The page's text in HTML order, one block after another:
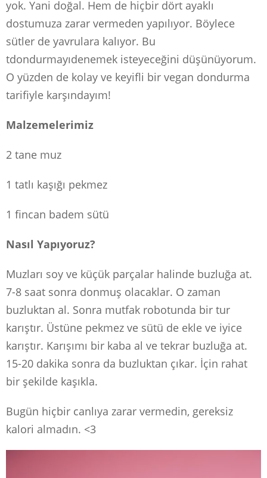
yok. Yani doğal. Hem de hiçbir dört ayaklı
dostumuza zarar vermeden yapılıyor. Böylece
sütler de yavrulara kalıyor. Bu
tdondurmayıdenemek isteyeceğini düşünüyorum.
O yüzden de kolay ve keyifli bir vegan dondurma
tarifiyle karşındayım!
Malzemelerimiz
2 tane muz
1 tatlı kaşığı pekmez
1 fincan badem sütü
Nasıl Yapıyoruz?
Muzları soy ve küçük parçalar halinde buzluğa at.
7-8 saat sonra donmuş olacaklar. O zaman
buzluktan al. Sonra mutfak robotunda bir tur
karıştır. Üstüne pekmez ve sütü de ekle ve iyice
karıştır. Karışımı bir kaba al ve tekrar buzluğa at.
15-20 dakika sonra da buzluktan çıkar. İçin rahat
bir şekilde kaşıkla.
Bugün hiçbir canlıya zarar vermedin, gereksiz
kalori almadın. <3